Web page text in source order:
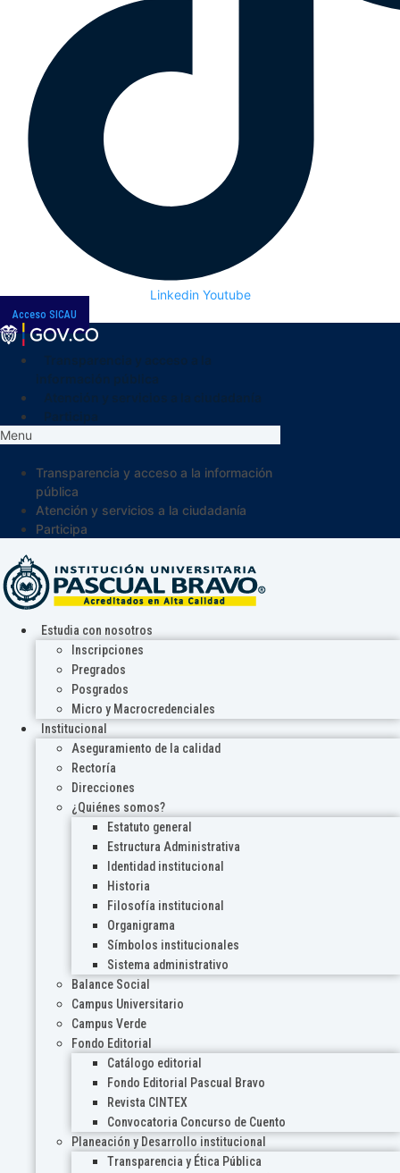
Linkedin Youtube
Acceso SICAU
Menu
Transparencia y acceso a la información
pública
Atención y servicios a la ciudadanía
Participa
Estudia con nosotros
Inscripciones
Pregrados
Posgrados
Micro y Macrocredenciales
Institucional
Aseguramiento de la calidad
Rectoría
Direcciones
¿Quiénes somos?
Estatuto general
Estructura Administrativa
Identidad institucional
Historia
Filosofía institucional
Organigrama
Símbolos institucionales
Sistema administrativo
Balance Social
Campus Universitario
Campus Verde
Fondo Editorial
Catálogo editorial
Fondo Editorial Pascual Bravo
Revista CINTEX
Convocatoria Concurso de Cuento
Planeación y Desarrollo institucional
Transparencia y Ética Pública